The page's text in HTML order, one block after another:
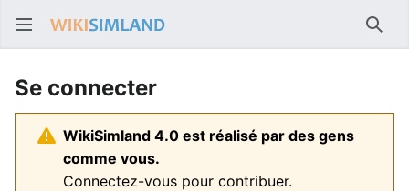
Se connecter
WikiSimland 4.0 est réalisé par des gens
comme vous.
Connectez-vous pour contribuer.